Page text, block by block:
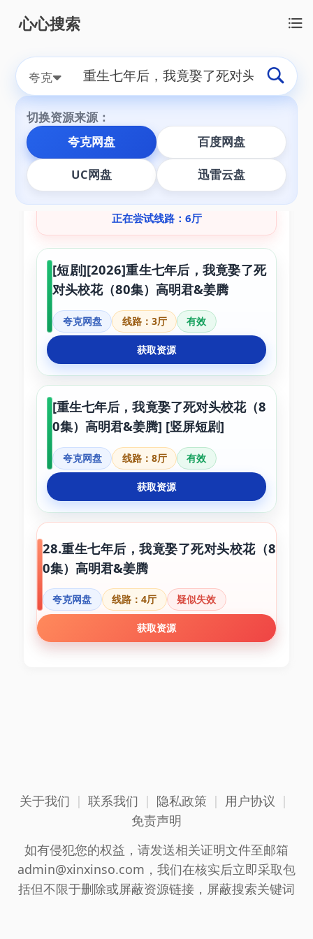
心心搜索
夸克
切换资源来源：
夸克网盘
百度网盘
UC网盘 迅雷云盘
切换搜索源： 本地搜 全网搜
为您找到【重生七年后，我竟娶了死对头校
花
】相关资源 条
正在尝试线路：6厅
[短剧][2026]重生七年后，我竟娶了死
对头校花（80集）高明君&姜腾
夸克网盘 线路：3厅 有效
获取资源
[重生七年后，我竟娶了死对头校花（8
0集）高明君&姜腾] [竖屏短剧]
夸克网盘 线路：8厅 有效
获取资源
28.重生七年后，我竟娶了死对头校花（8
0集）高明君&姜腾
夸克网盘 线路：4厅 疑似失效
获取资源
关于我们 | 联系我们 | 隐私政策 | 用户协议 |
免责声明
如有侵犯您的权益，请发送相关证明文件至邮箱
admin@xinxinso.com，我们在核实后立即采取包
括但不限于删除或屏蔽资源链接，屏蔽搜索关键词